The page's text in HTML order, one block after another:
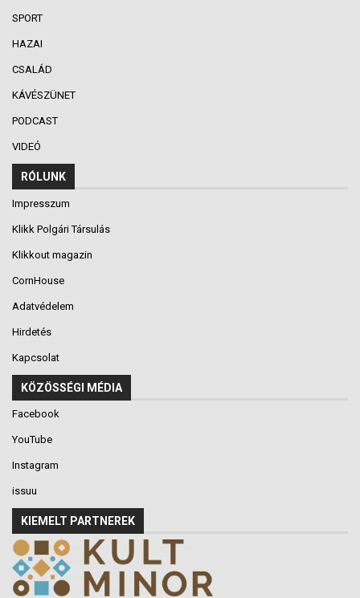
SPORT
HAZAI
CSALÁD
KÁVÉSZÜNET
PODCAST
VIDEÓ
RÓLUNK
Impresszum
Klikk Polgári Társulás
Klikkout magazin
CornHouse
Adatvédelem
Hirdetés
Kapcsolat
KÖZÖSSÉGI MÉDIA
Facebook
YouTube
Instagram
issuu
KIEMELT PARTNEREK